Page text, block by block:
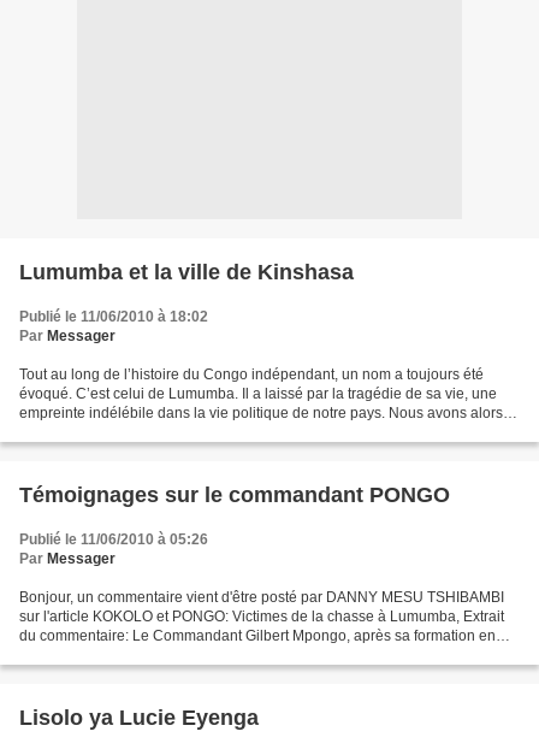
Lumumba et la ville de Kinshasa
Publié le 11/06/2010 à 18:02
Par Messager
Tout au long de l’histoire du Congo indépendant, un nom a toujours été
évoqué. C’est celui de Lumumba. Il a laissé par la tragédie de sa vie, une
empreinte indélébile dans la vie politique de notre pays. Nous avons alors
Témoignages sur le commandant PONGO
Publié le 11/06/2010 à 05:26
Par Messager
Bonjour, un commentaire vient d'être posté par DANNY MESU TSHIBAMBI
sur l'article KOKOLO et PONGO: Victimes de la chasse à Lumumba, Extrait
du commentaire: Le Commandant Gilbert Mpongo, après sa formation en
Lisolo ya Lucie Eyenga